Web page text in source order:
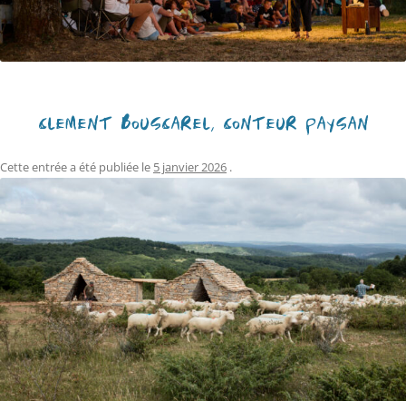
CLÉMENT BOUSCAREL, CONTEUR PAYSAN
Cette entrée a été publiée le 5 janvier 2026 .